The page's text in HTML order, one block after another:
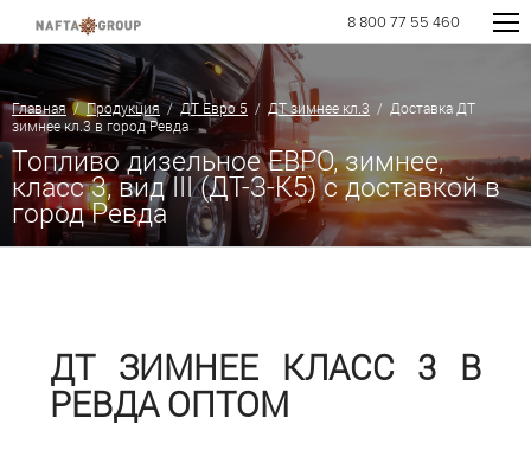
8 800 77 55 460
Главная/Продукция/ДТ Евро 5 / ДТ зимнее кл.3 / Доставка ДТ
зимнее кл.3 в город Ревда
Топливо дизельное ЕВРО, зимнее,
класс 3, вид III (ДТ-З-К5) с доставкой в
город Ревда
ДТ ЗИМНЕЕ КЛАСС 3 В
РЕВДА ОПТОМ